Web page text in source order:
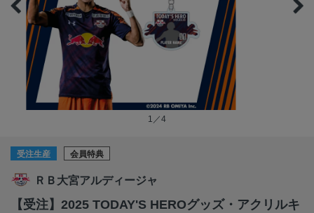
1／4
受注生産 会員特典
ＲＢ大宮アルディージャ
【受注】2025 TODAY'S HEROグッズ・アクリルキ